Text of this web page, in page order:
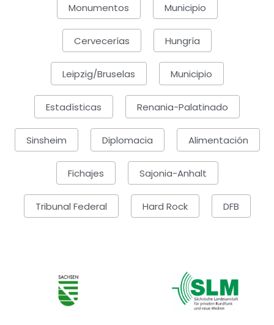
Monumentos Municipio
Cervecerías Hungría
Leipzig/Bruselas Municipio
Estadísticas Renania-Palatinado
Sinsheim Diplomacia Alimentación
Fichajes Sajonia-Anhalt
Tribunal Federal Hard Rock DFB